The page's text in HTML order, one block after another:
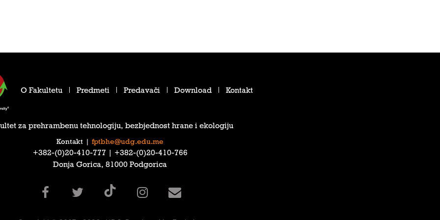
O Fakultetu Predmeti Predavači Download Kontakt
za prehrambenu tehnologiju, bezbjednost hrane i ekologiju
Kontakt fptbhe@udg.edu.me
‎+382-(0)20-410-777‎ | ‎+382-(0)20-410-766‎
Donja Gorica, 81000 Podgorica